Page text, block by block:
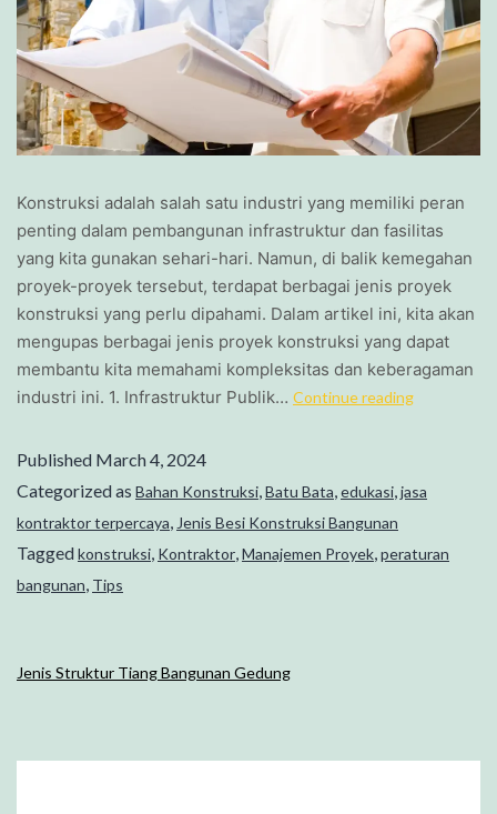
Konstruksi adalah salah satu industri yang memiliki peran
penting dalam pembangunan infrastruktur dan fasilitas
yang kita gunakan sehari-hari. Namun, di balik kemegahan
proyek-proyek tersebut, terdapat berbagai jenis proyek
konstruksi yang perlu dipahami. Dalam artikel ini, kita akan
mengupas berbagai jenis proyek konstruksi yang dapat
membantu kita memahami kompleksitas dan keberagaman
industri ini. 1. Infrastruktur Publik… Continue reading
Published March 4, 2024
Categorized as Bahan Konstruksi,Batu Bata,edukasi,jasa
kontraktor terpercaya, Jenis Besi Konstruksi Bangunan
Taggedkonstruksi, Kontraktor,Manajemen Proyek,peraturan
bangunan, Tips
Jenis Struktur Tiang Bangunan Gedung